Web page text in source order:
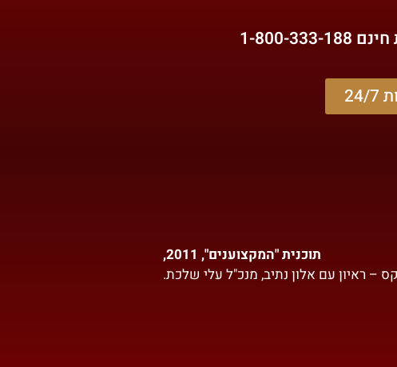
1-800-333-188
7
תוכנית "המקצוענים", 2011,
– ראיון עם אלון נתיב, מנכ"ל עלי שלכת.